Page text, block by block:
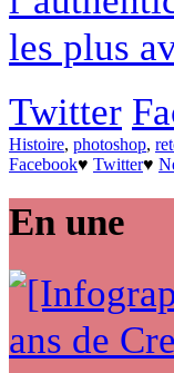
les plus
Twitter
Histoire, photoshop,
Facebook♥ Twitter♥
En une